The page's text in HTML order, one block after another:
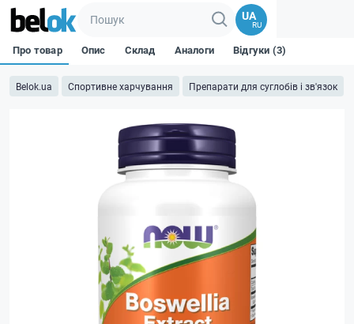
UA
RU
Belok.ua Спортивне харчування Препарати для суглобів і зв'язок
Про товар Опис Склад Аналоги Відгуки (3)